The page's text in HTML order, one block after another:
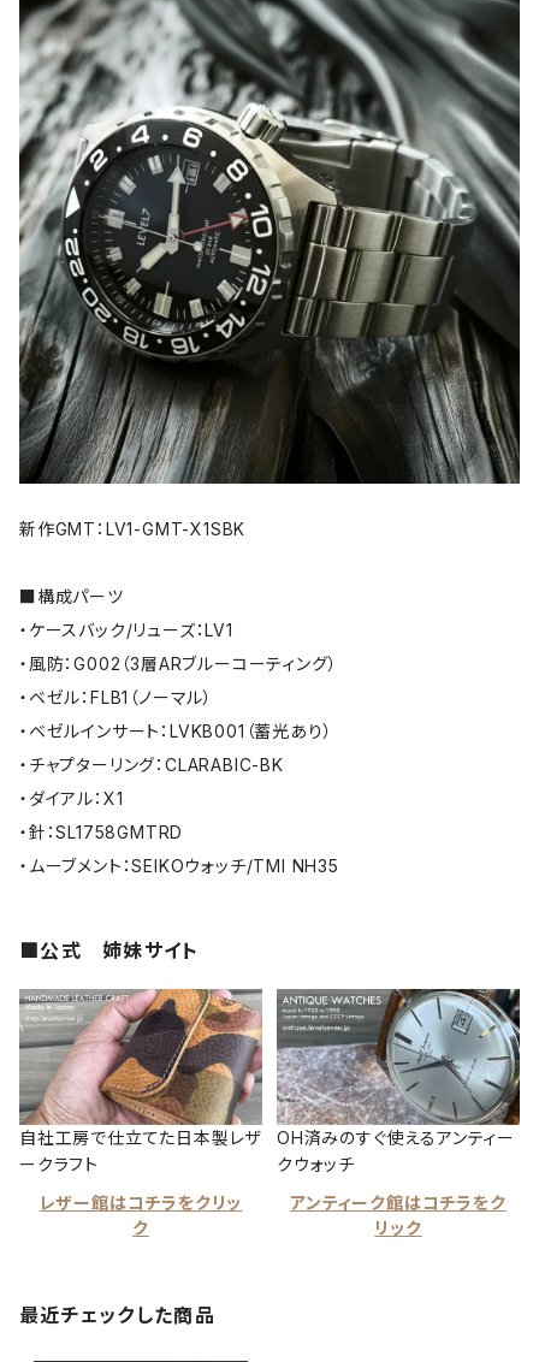
新作GMT：LV1-GMT-X1SBK
■構成パーツ
・ケースバック/リューズ：LV1
・風防：G002（3層ARブルーコーティング）
・ベゼル：FLB1（ノーマル）
・ベゼルインサート：LVKB001（蓄光あり）
・チャプターリング：CLARABIC-BK
・ダイアル：X1
・針：SL1758GMTRD
・ムーブメント：SEIKOウォッチ/TMI NH35
■公式 姉妹サイト
自社工房で仕立てた日本製レザ
ークラフト
レザー館はコチラをクリッ
ク
OH済みのすぐ使えるアンティー
クウォッチ
アンティーク館はコチラをク
リック
最近チェックした商品